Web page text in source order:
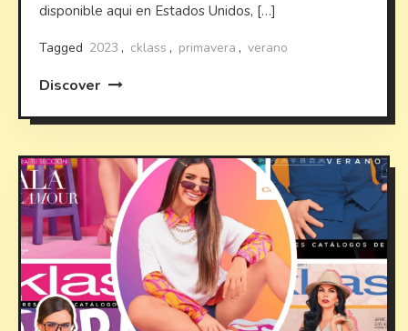
disponible aqui en Estados Unidos, […]
Tagged 2023 , cklass , primavera , verano
Discover